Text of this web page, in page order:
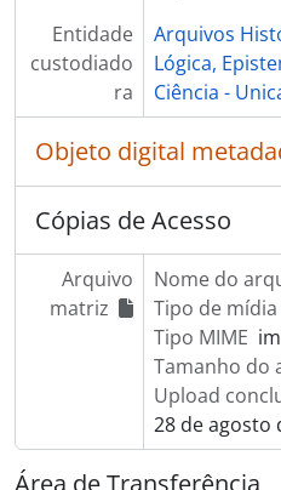
Entidade
custodiado
ra
Arquivos
Lógica,
Ciência -
Objeto digital
Cópias de Acesso
Arquivo
matriz
Nome do
Tipo de mídia
Tipo MIME
Tamanho do
Upload
28 de agosto
Área de Transferência